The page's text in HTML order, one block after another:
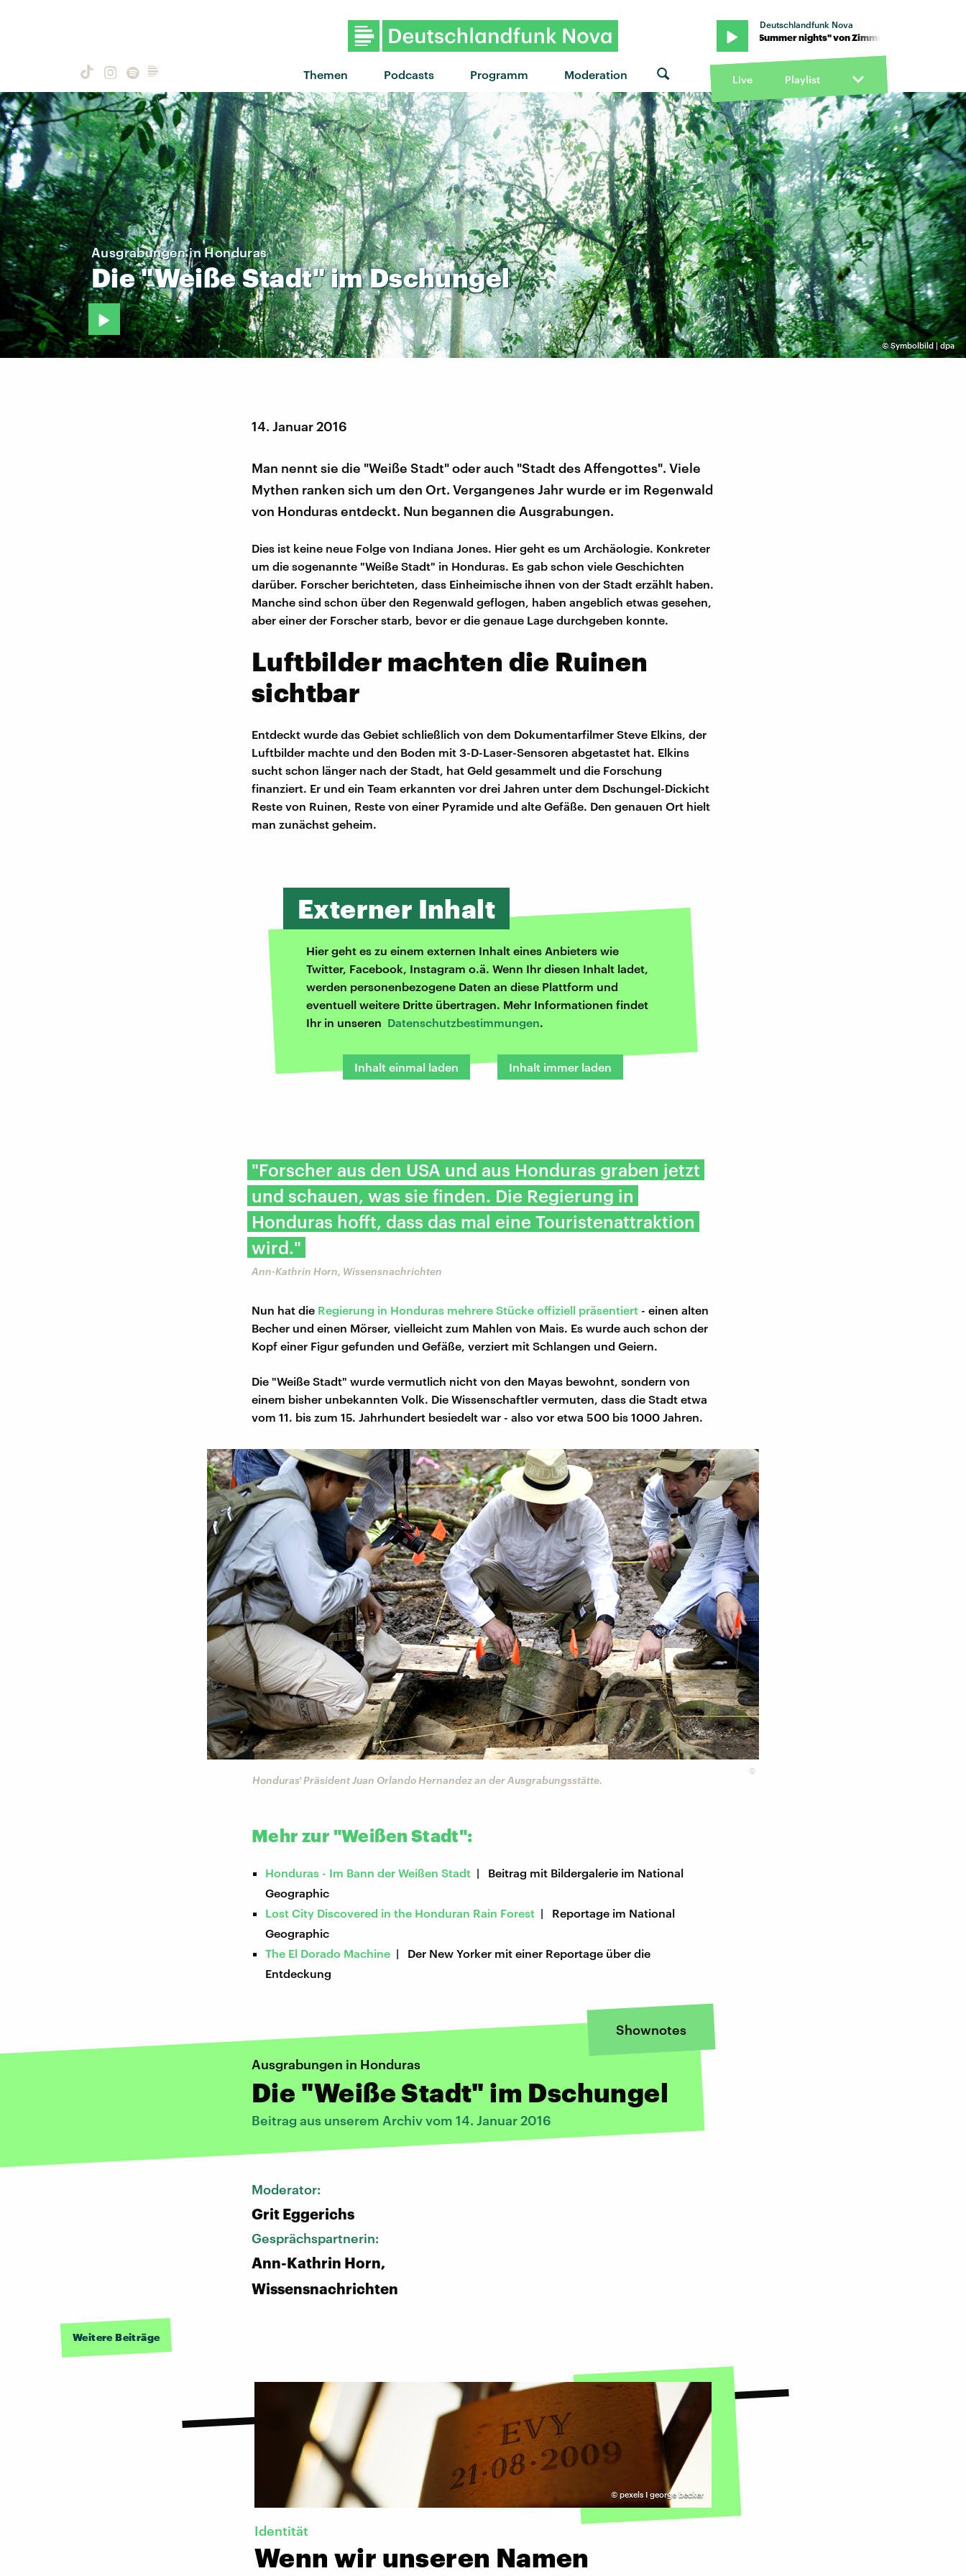
Themen Podcasts Programm Moderation
Deutschlandfunk Nova
"Summer nights" von Zimmer90 · "Summer nights" von Zimmer90 · "Summer nights" von Zimmer90
Live Playlist
©Symbolbild | dpa
Ausgrabungen in Honduras
Die"WeißeStadt"imDschungel
14. Januar 2016
Man nennt sie die "Weiße Stadt" oder auch "Stadt des Affengottes". Viele
Mythen ranken sich um den Ort. Vergangenes Jahr wurde er im Regenwald
von Honduras entdeckt. Nun begannen die Ausgrabungen.
Dies ist keine neue Folge von Indiana Jones. Hier geht es um Archäologie. Konkreter
um die sogenannte "Weiße Stadt" in Honduras. Es gab schon viele Geschichten
darüber. Forscher berichteten, dass Einheimische ihnen von der Stadt erzählt haben.
Manche sind schon über den Regenwald geflogen, haben angeblich etwas gesehen,
aber einer der Forscher starb, bevor er die genaue Lage durchgeben konnte.
Luftbilder machten die Ruinen
sichtbar
Entdeckt wurde das Gebiet schließlich von dem Dokumentarfilmer Steve Elkins, der
Luftbilder machte und den Boden mit 3-D-Laser-Sensoren abgetastet hat. Elkins
sucht schon länger nach der Stadt, hat Geld gesammelt und die Forschung
finanziert. Er und ein Team erkannten vor drei Jahren unter dem Dschungel-Dickicht
Reste von Ruinen, Reste von einer Pyramide und alte Gefäße. Den genauen Ort hielt
man zunächst geheim.
Externer Inhalt
Hier geht es zu einem externen Inhalt eines Anbieters wie
Twitter, Facebook, Instagram o.ä. Wenn Ihr diesen Inhalt ladet,
werden personenbezogene Daten an diese Plattform und
eventuell weitere Dritte übertragen. Mehr Informationen findet
Ihr in unseren Datenschutzbestimmungen.
Inhalt einmal laden Inhalt immer laden
"Forscher aus den USA und aus Honduras graben jetzt
und schauen, was sie finden. Die Regierung in
Honduras hofft, dass das mal eine Touristenattraktion
wird."
Ann-Kathrin Horn, Wissensnachrichten
Nun hat die Regierung in Honduras mehrere Stücke offiziell präsentiert - einen alten
Becher und einen Mörser, vielleicht zum Mahlen von Mais. Es wurde auch schon der
Kopf einer Figur gefunden und Gefäße, verziert mit Schlangen und Geiern.
Die "Weiße Stadt" wurde vermutlich nicht von den Mayas bewohnt, sondern von
einem bisher unbekannten Volk. Die Wissenschaftler vermuten, dass die Stadt etwa
vom 11. bis zum 15. Jahrhundert besiedelt war - also vor etwa 500 bis 1000 Jahren.
©
Honduras' Präsident Juan Orlando Hernandez an der Ausgrabungsstätte.
Mehr zur "Weißen Stadt":
Honduras - Im Bann der Weißen Stadt | Beitrag mit Bildergalerie im National
Geographic
Lost City Discovered in the Honduran Rain Forest | Reportage im National
Geographic
The El Dorado Machine | Der New Yorker mit einer Reportage über die
Entdeckung
Shownotes
Ausgrabungen in Honduras
Die "Weiße Stadt" im Dschungel
Beitrag aus unserem Archiv vom 14. Januar 2016
Moderator:
Grit Eggerichs
Gesprächspartnerin:
Ann-Kathrin Horn,
Wissensnachrichten
Weitere Beiträge
© pexels I george becker
Identität
Wenn wir unseren Namen